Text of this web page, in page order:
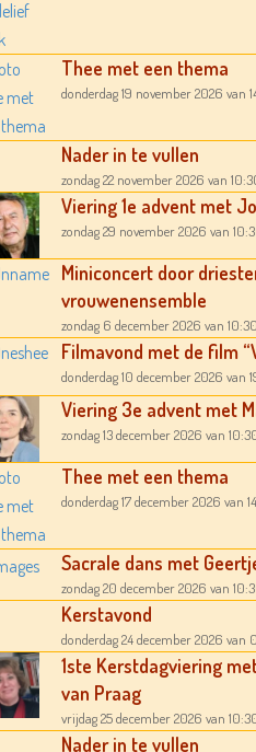
Thee met een thema
donderdag 19 november 2026 van
Nader in te vullen
zondag 22 november 2026 van
Viering 1e advent met
zondag 29 november 2026 van
Miniconcert door
vrouwenensemble
zondag 6 december 2026 van 10:30
Filmavond met de film
donderdag 10 december 2026 van
Viering 3e advent met
zondag 13 december 2026 van
Thee met een thema
donderdag 17 december 2026 van
Sacrale dans met
zondag 20 december 2026 van
Kerstavond
donderdag 24 december 2026 van
1ste Kerstdagviering
van Praag
vrijdag 25 december 2026 van
Nader in te vullen